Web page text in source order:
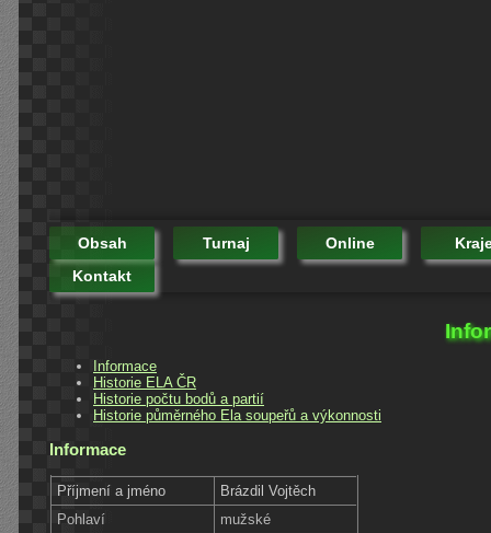
Obsah Turnaj Online
Kontakt
Informace
Historie ELA ČR
Historie počtu bodů a partií
Historie půměrného Ela soupeřů a výkonnosti
Informace
Příjmení a jméno
Brázdil Vojtěch
Pohlaví
mužské